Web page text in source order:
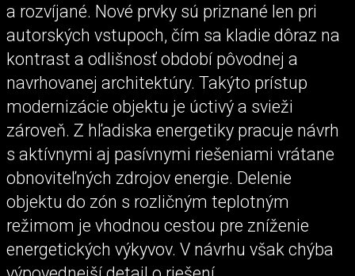
a rozvíjané. Nové prvky sú priznané len pri
autorských vstupoch, čím sa kladie dôraz na
kontrast a odlišnosť období pôvodnej a
navrhovanej architektúry. Takýto prístup
modernizácie objektu je úctivý a svieži
zároveň. Z hľadiska energetiky pracuje návrh
s aktívnymi aj pasívnymi riešeniami vrátane
obnoviteľných zdrojov energie. Delenie
objektu do zón s rozličným teplotným
režimom je vhodnou cestou pre zníženie
energetických výkyvov. V návrhu však chýba